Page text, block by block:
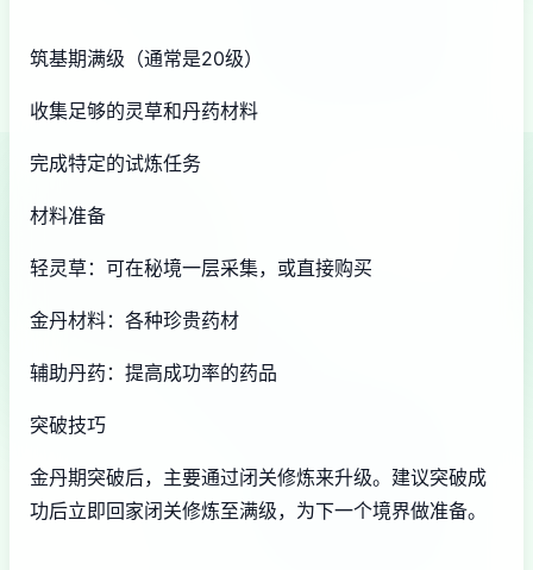
筑基期满级（通常是20级）
收集足够的灵草和丹药材料
完成特定的试炼任务
材料准备
轻灵草：可在秘境一层采集，或直接购买
金丹材料：各种珍贵药材
辅助丹药：提高成功率的药品
突破技巧
金丹期突破后，主要通过闭关修炼来升级。建议突破成
功后立即回家闭关修炼至满级，为下一个境界做准备。